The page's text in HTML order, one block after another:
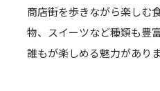
商店街を歩きながら楽しむ
物、スイーツなど種類も豊
誰もが楽しめる魅力がありま